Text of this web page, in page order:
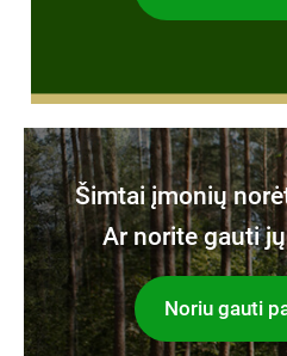
Šimtai įmonių
Ar norite gauti
Noriu gauti